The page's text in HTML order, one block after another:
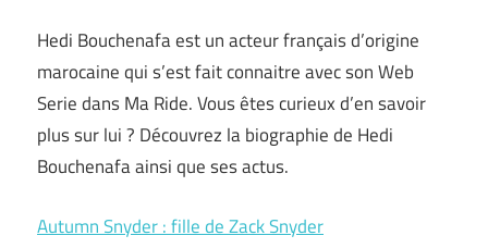
Hedi Bouchenafa est un acteur français d’origine
marocaine qui s’est fait connaitre avec son Web
Serie dans Ma Ride. Vous êtes curieux d’en savoir
plus sur lui ? Découvrez la biographie de Hedi
Bouchenafa ainsi que ses actus.
Autumn Snyder : fille de Zack Snyder